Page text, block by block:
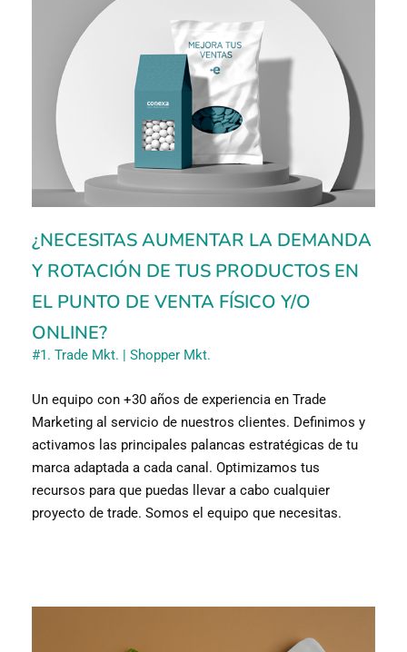
¿NECESITAS AUMENTAR LA DEMANDA
Y ROTACIÓN DE TUS PRODUCTOS EN
EL PUNTO DE VENTA FÍSICO Y/O
ONLINE?
#1. Trade Mkt. | Shopper Mkt.
Un equipo con +30 años de experiencia en Trade
Marketing al servicio de nuestros clientes. Definimos y
activamos las principales palancas estratégicas de tu
marca adaptada a cada canal. Optimizamos tus
recursos para que puedas llevar a cabo cualquier
proyecto de trade. Somos el equipo que necesitas.